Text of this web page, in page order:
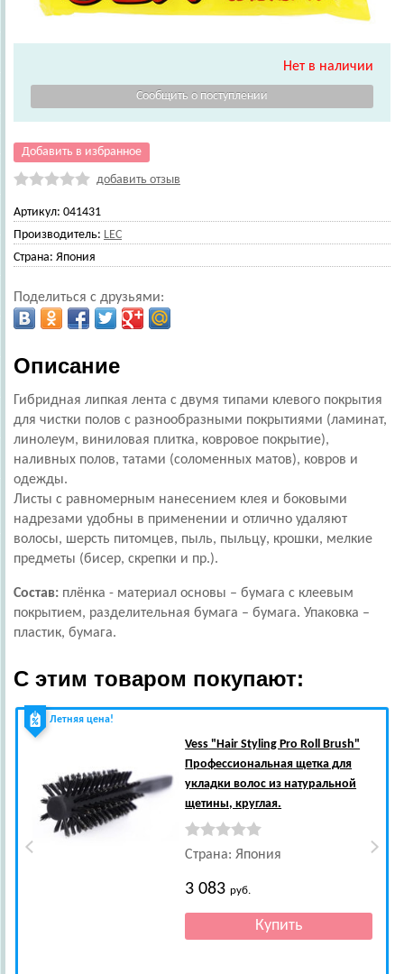
Нет в наличии
Добавить в избранное
добавить отзыв
Артикул: 041431
Производитель: LEC
Страна: Япония
Поделиться с друзьями:
Описание
Гибридная липкая лента с двумя типами клевого покрытия
для чистки полов с разнообразными покрытиями (ламинат,
линолеум, виниловая плитка, ковровое покрытие),
наливных полов, татами (соломенных матов), ковров и
одежды.
Листы с равномерным нанесением клея и боковыми
надрезами удобны в применении и отлично удаляют
волосы, шерсть питомцев, пыль, пыльцу, крошки, мелкие
предметы (бисер, скрепки и пр.).
Состав: плёнка - материал основы – бумага с клеевым
покрытием, разделительная бумага – бумага. Упаковка –
пластик, бумага.
С этим товаром покупают:
Летняя цена!
Vess "Hair Styling Pro Roll Brush"
Профессиональная щетка для
укладки волос из натуральной
щетины, круглая.
Страна: Япония
3 083руб.